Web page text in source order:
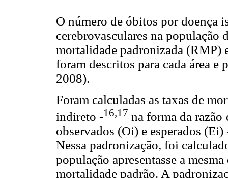
O número de óbitos por doença
cerebrovasculares na população
mortalidade padronizada (RMP)
foram descritos para cada área
2008).
Foram calculadas as taxas de
indireto -16,17 na forma da razão
observados (Oi) e esperados
Nessa padronização, foi
população apresentasse a
mortalidade padrão. A